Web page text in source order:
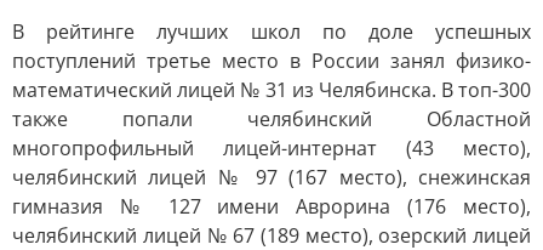
В рейтинге лучших школ по доле успешных
поступлений третье место в России занял физико-
математический лицей № 31 из Челябинска. В топ-300
также попали челябинский Областной
многопрофильный лицей-интернат (43 место),
челябинский лицей № 97 (167 место), снежинская
гимназия № 127 имени Аврорина (176 место),
челябинский лицей № 67 (189 место), озерский лицей